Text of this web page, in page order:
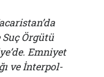
Örgütü
Emniyet
ve İnterpol-